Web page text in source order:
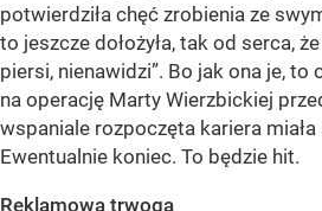
potwierdziła chęć zrobienia ze
to jeszcze dołożyła, tak od serca,
piersi, nienawidzi”. Bo jak ona je, to
na operację Marty Wierzbickiej
wspaniale rozpoczęta kariera
Ewentualnie koniec. To będzie hit.
Reklamowa trwoga